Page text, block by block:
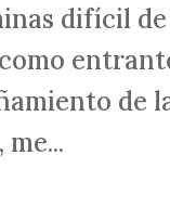
difícil
de